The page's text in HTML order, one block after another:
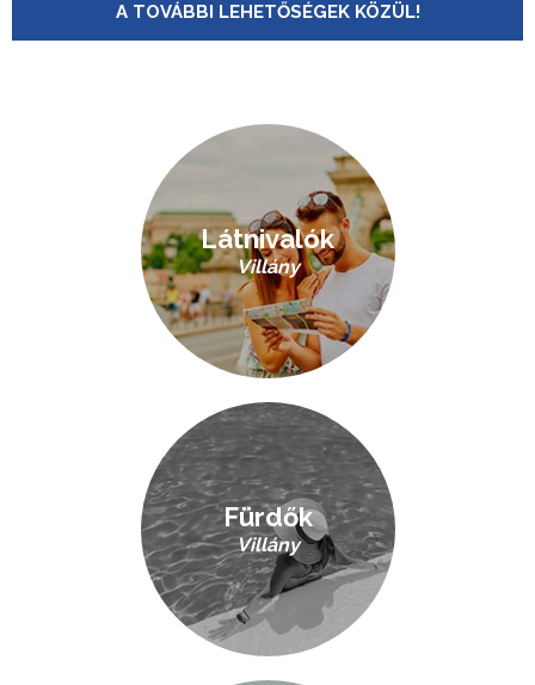
A TOVÁBBI LEHETŐSÉGEK KÖZÜL!
Látnivalók
Villány
Fürdők
Villány